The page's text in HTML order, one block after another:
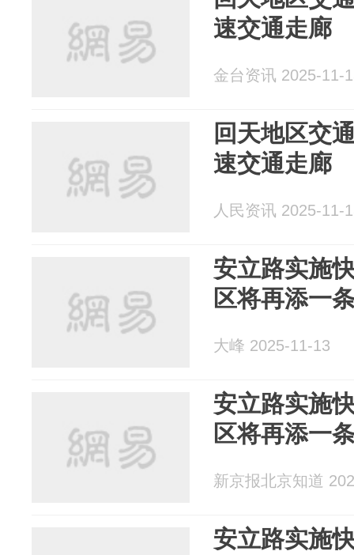
速交通走廊
金台资讯 2025-11-
回天地区交
速交通走廊
人民资讯 2025-11-
安立路实施
区将再添一
大峰 2025-11-13
安立路实施
区将再添一
新京报北京知道
安立路实施